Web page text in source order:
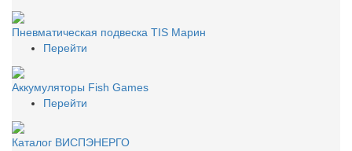
Пневматическая подвеска TIS Марин
Перейти
Аккумуляторы Fish Games
Перейти
Каталог ВИСПЭНЕРГО